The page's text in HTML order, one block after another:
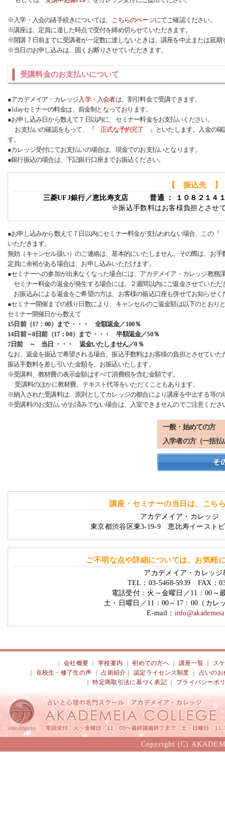
※入学・入会の諸手続きについては、 こちらのページにてご確認ください。
※講座は、定員に達した時点で受付を締め切らせていただきます。
※開講７日前までに受講者が一定数に達しないときは、講座を中止または延期
※当日のお申し込みは、固くお断りさせていただきます。
受講料金のお支払いについて
●アカデメイア・カレッジ入学・入会者は、割引料金で受講できます。
●1dayセミナーの料金は、前金制となっております。
●お申し込み日から数えて７日以内に、セミナー料金をお支払いください。
お支払いの確認をもって、
『 正式な予約完了 』 といたします。入金の
す。
●カレッジ受付にてお支払いの場合は、現金でのお支払いとなります。
●銀行振込の場合は、下記銀行口座までお振込ください。
【 振込先 】
三菱UFJ銀行／恵比寿支店 普通 ： １０８２１
※振込手数料はお客様負担とさせ
●お申し込みから数えて７日以内にセミナー料金が支払われない場合、この
いただきます。
無効（キャンセル扱い）のご連絡は、基本的にいたしません。その際は、お
定員に余裕がある場合は、お申し込みいただけます。
●セミナーへの参加が出来なくなった場合には、アカデメイア・カレッジ教務
セミナー料金の返金が発生する場合には、２週間以内にご返金させていただ
お振込みによる返金をご希望の方は、お客様の振込口座も併せてお知らせく
●セミナー開催までの残り日数により、キャンセルのご返金額は以下のとおり
セミナー開催日から数えて
15日前（17：00）まで ・・・ 全額返金／100％
14日前～8日前（17：00）まで ・・・ 半額返金／50％
7日前 ～ 当日 ・・・ 返金いたしません／0％
なお、返金を振込で希望される場合、振込手数料はお客様の負担とさせていた
振込手数料を差し引いた金額を、お振込いたします。
※受講料、教材費の表示金額はすべて消費税を含む金額です。
受講料のほかに教材費、テキスト代等をいただくこともあります。
※納入された受講料は、原則としてカレッジの都合により講座を中止する等
※受講料のお支払いがお済みでない場合は、入室できませんのでご注意くださ
一般・始めての方
入学者の方（一括払
講座・セミナーの当日は、こち
アカデメイア・カレッジ
東京都渋谷区東3-19-9 恵比寿イースト
ご不明な点や詳細については、お気軽
アカデメイア・カレッジ
TEL：03-5468-5939 FAX：
電話受付：火～金曜日／11：00～
土・日曜日／11：00～17：00（カレ
E-mail：
会社概要 ｜学校案内 ｜初めての方へ 講座一覧
ス
在校生・修了生の声 ｜占術紹介 ｜認定ライセンス制度
占いのお
｜特定商取引法に基づく表記 プライバシーポ
Copyright (C)